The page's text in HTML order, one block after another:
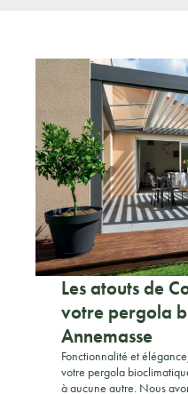
Les atouts de
votre pergola
Annemasse
Fonctionnalité et
votre pergola
à aucune autre. Nous